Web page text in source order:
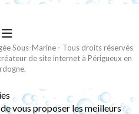
Sous-Marine - Tous droits réservés
de site internet à Périgueux en
vous proposer les meilleurs